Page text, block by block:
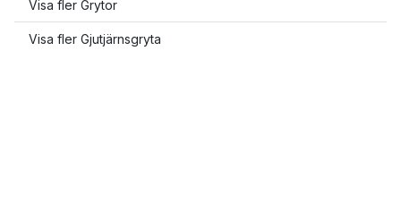
Visa fler Grytor
Visa fler Gjutjärnsgryta